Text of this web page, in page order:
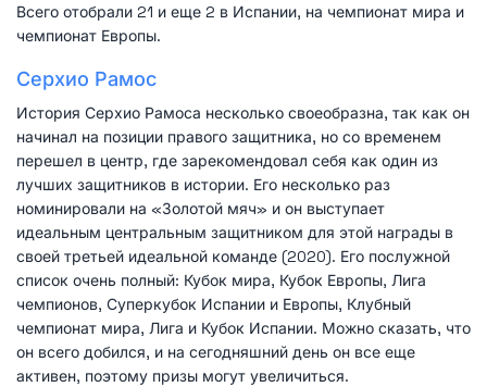
Всего отобрали 21 и еще 2 в Испании, на чемпионат мира и
чемпионат Европы.
Серхио Рамос
История Серхио Рамоса несколько своеобразна, так как он
начинал на позиции правого защитника, но со временем
перешел в центр, где зарекомендовал себя как один из
лучших защитников в истории. Его несколько раз
номинировали на «Золотой мяч» и он выступает
идеальным центральным защитником для этой награды в
своей третьей идеальной команде (2020). Его послужной
список очень полный: Кубок мира, Кубок Европы, Лига
чемпионов, Суперкубок Испании и Европы, Клубный
чемпионат мира, Лига и Кубок Испании. Можно сказать, что
он всего добился, и на сегодняшний день он все еще
активен, поэтому призы могут увеличиться.